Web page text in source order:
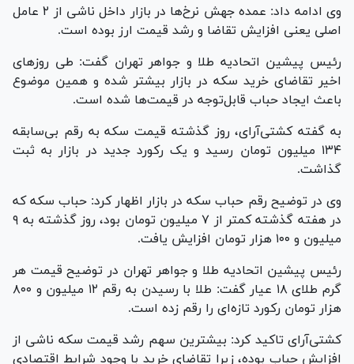
وی ادامه داد: عمده جهش نرخ‌ها در بازار داخل ناشی از ۲ عامل
اصلی یعنی افزایش تقاضا و رشد قیمت ارز بوده است.
رئیس پیشین اتحادیه طلا و جواهر تهران گفت: طی روز‌های
اخیر تقاضای خرید سکه در بازار بیشتر شده و همین موضوع
باعث ایجاد حباب قابل‌توجه در قیمت‌ها شده است.
به گفته کشتی‌آرای، روز گذشته قیمت سکه به رقم بی‌سابقه
۱۳۴ میلیون تومان رسید و یک رکورد جدید در بازار به ثبت
گذاشت.
وی در توضیح رقم حباب سکه در بازار اظهار کرد: حباب سکه که
در هفته گذشته کمتر از ۷ میلیون تومان بود، روز گذشته به ۹
میلیون و ۱۰۰ هزار تومان افزایش یافت.
رئیس پیشین اتحادیه طلا و جواهر تهران در توضیح قیمت هر
گرم طلای ۱۸ عیار گفت: طلا با رسیدن به رقم ۱۲ میلیون و ۸۰۰
هزار تومان رکورد تازه‌ای را رقم زده است.
کشتی‌آرای تاکید کرد: بیشترین سهم رشد قیمت سکه ناشی از
افزایش حباب بوده، زیرا تقاضای خرید با وجود شرایط اقتصادی